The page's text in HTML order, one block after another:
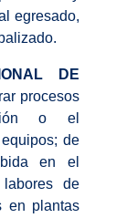
egresado,
DE
procesos
o el
de
en el
de
en plantas